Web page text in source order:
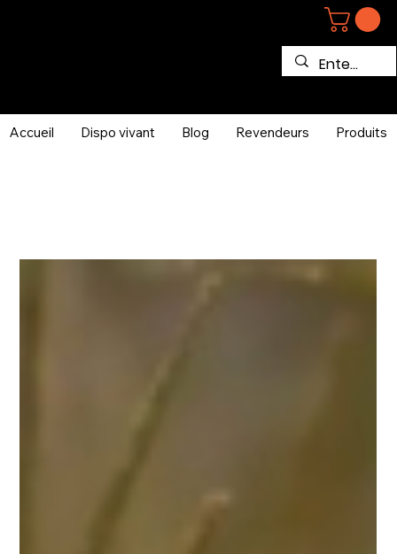
Accueil Dispo vivant Blog Revendeurs Produits